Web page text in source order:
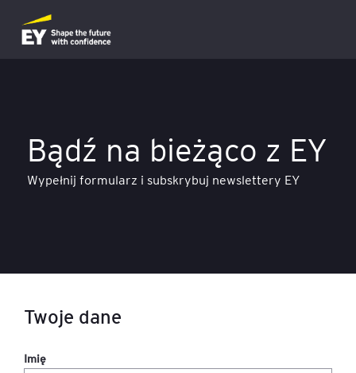
Bądź na bieżąco z EY
Wypełnij formularz i subskrybuj newslettery EY
Twoje dane
Imię